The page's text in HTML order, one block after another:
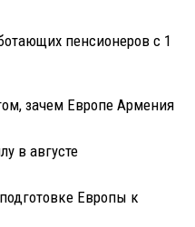
пенсионеров с 1
зачем Европе Армения
в августе
Европы к